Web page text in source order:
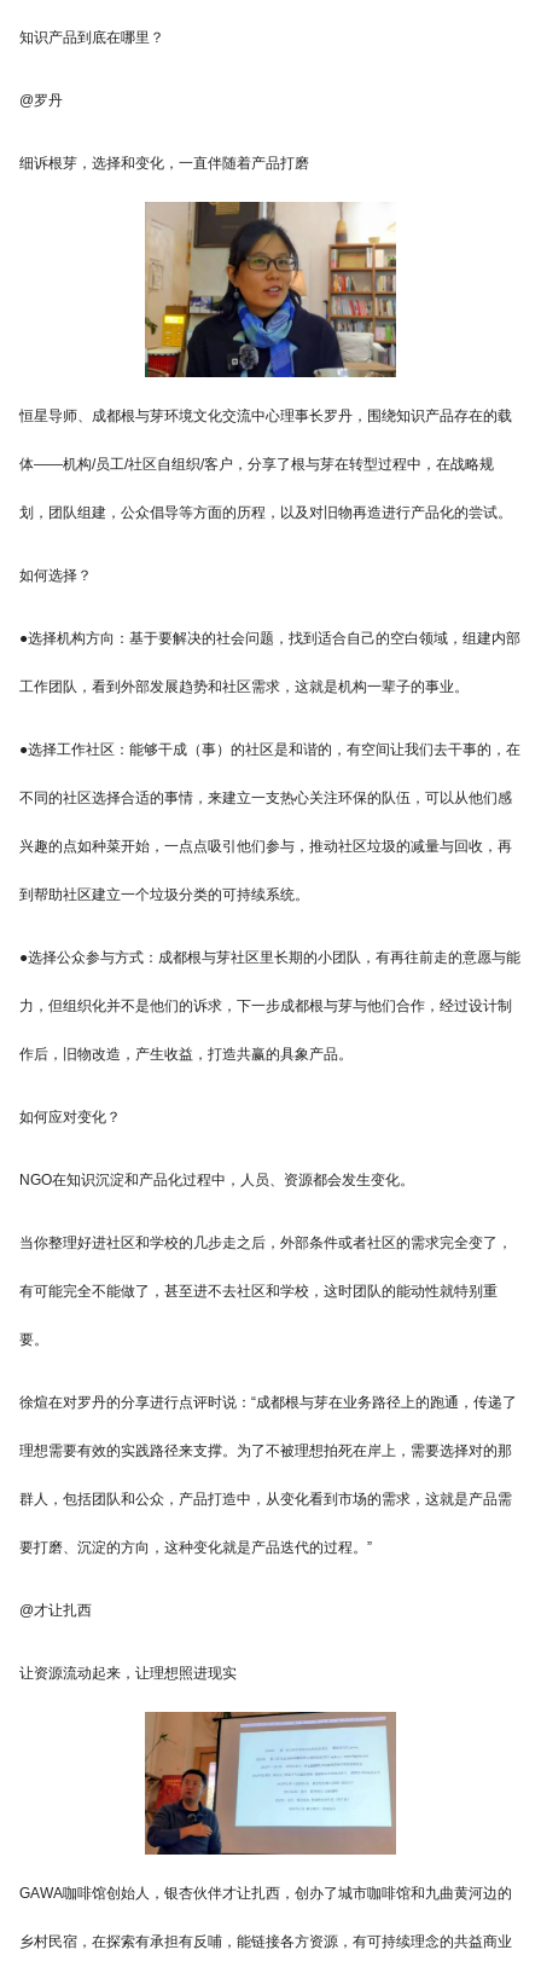
知识产品到底在哪里？
@罗丹
细诉根芽，选择和变化，一直伴随着产品打磨
恒星导师、成都根与芽环境文化交流中心理事长罗丹，围绕知识产品存在的载
体——机构/员工/社区自组织/客户，分享了根与芽在转型过程中，在战略规
划，团队组建，公众倡导等方面的历程，以及对旧物再造进行产品化的尝试。
如何选择？
●选择机构方向：基于要解决的社会问题，找到适合自己的空白领域，组建内部
工作团队，看到外部发展趋势和社区需求，这就是机构一辈子的事业。
●选择工作社区：能够干成（事）的社区是和谐的，有空间让我们去干事的，在
不同的社区选择合适的事情，来建立一支热心关注环保的队伍，可以从他们感
兴趣的点如种菜开始，一点点吸引他们参与，推动社区垃圾的减量与回收，再
到帮助社区建立一个垃圾分类的可持续系统。
●选择公众参与方式：成都根与芽社区里长期的小团队，有再往前走的意愿与能
力，但组织化并不是他们的诉求，下一步成都根与芽与他们合作，经过设计制
作后，旧物改造，产生收益，打造共赢的具象产品。
如何应对变化？
NGO在知识沉淀和产品化过程中，人员、资源都会发生变化。
当你整理好进社区和学校的几步走之后，外部条件或者社区的需求完全变了，
有可能完全不能做了，甚至进不去社区和学校，这时团队的能动性就特别重
要。
徐煊在对罗丹的分享进行点评时说：“成都根与芽在业务路径上的跑通，传递了
理想需要有效的实践路径来支撑。为了不被理想拍死在岸上，需要选择对的那
群人，包括团队和公众，产品打造中，从变化看到市场的需求，这就是产品需
要打磨、沉淀的方向，这种变化就是产品迭代的过程。”
@才让扎西
让资源流动起来，让理想照进现实
GAWA咖啡馆创始人，银杏伙伴才让扎西，创办了城市咖啡馆和九曲黄河边的
乡村民宿，在探索有承担有反哺，能链接各方资源，有可持续理念的共益商业